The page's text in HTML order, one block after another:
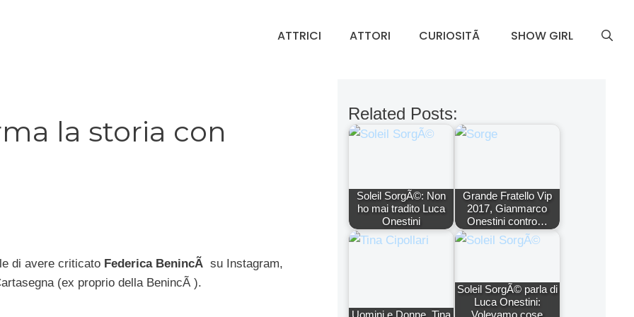
ATTRICI ATTORI CURIOSITÃ SHOW GIRL
la storia con
di avere criticato Federica BenincÃ su Instagram,
(ex proprio della BenincÃ ).
Related Posts:
Soleil SorgÃ©: Non
ho mai tradito Luca
Onestini
Grande Fratello Vip
2017, Gianmarco
Onestini contro…
Soleil SorgÃ© parla di
Luca Onestini: